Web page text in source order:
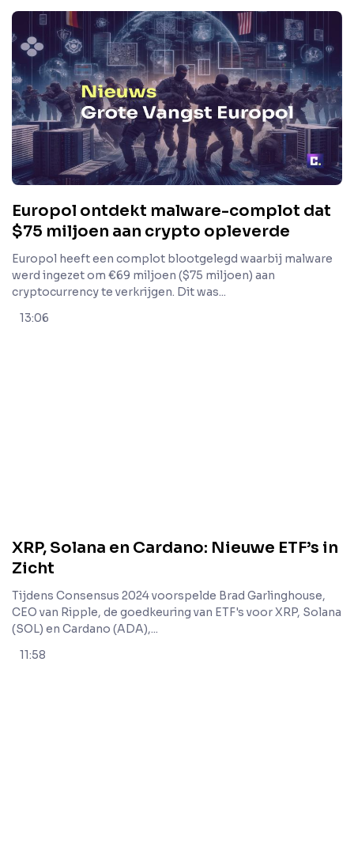
Europol ontdekt malware-complot dat
$75 miljoen aan crypto opleverde
Europol heeft een complot blootgelegd waarbij malware
werd ingezet om €69 miljoen ($75 miljoen) aan
cryptocurrency te verkrijgen. Dit was...
13:06
XRP, Solana en Cardano: Nieuwe ETF’s in
Zicht
Tijdens Consensus 2024 voorspelde Brad Garlinghouse,
CEO van Ripple, de goedkeuring van ETF's voor XRP, Solana
(SOL) en Cardano (ADA),...
11:58